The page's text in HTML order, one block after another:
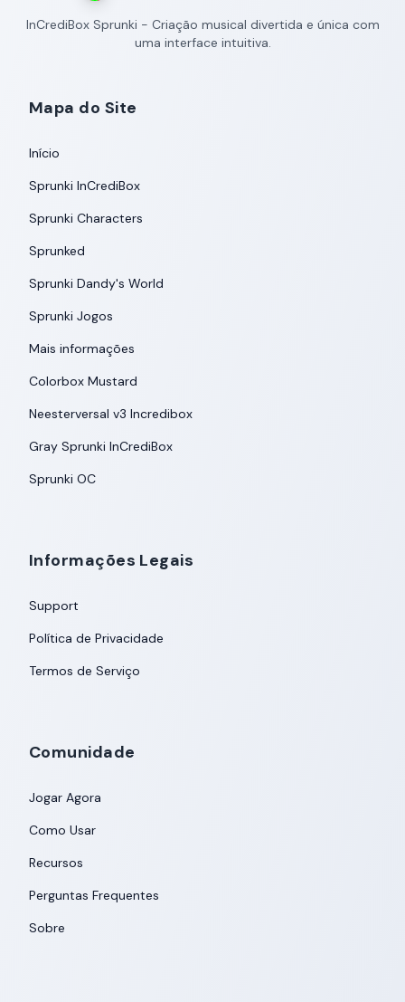
InCrediBox Sprunki - Criação musical divertida e única com
uma interface intuitiva.
Mapa do Site
Início
Sprunki InCrediBox
Sprunki Characters
Sprunked
Sprunki Dandy's World
Sprunki Jogos
Mais informações
Colorbox Mustard
Neesterversal v3 Incredibox
Gray Sprunki InCrediBox
Sprunki OC
Informações Legais
Support
Política de Privacidade
Termos de Serviço
Comunidade
Jogar Agora
Como Usar
Recursos
Perguntas Frequentes
Sobre